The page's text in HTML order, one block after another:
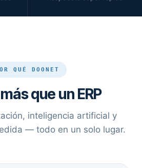
QUÉ DOONET
que un ERP
inteligencia artificial y
— todo en un solo lugar.